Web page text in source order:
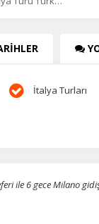
İtalya Turları
ile 6 gece Milano